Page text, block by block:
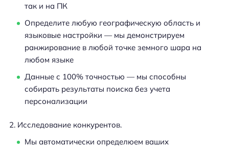
так и на ПК
Определите любую географическую область и
языковые настройки — мы демонстрируем
ранжирование в любой точке земного шара на
любом языке
Данные с 100% точностью — мы способны
собирать результаты поиска без учета
персонализации
Исследование конкурентов.
Мы автоматически определюем ваших